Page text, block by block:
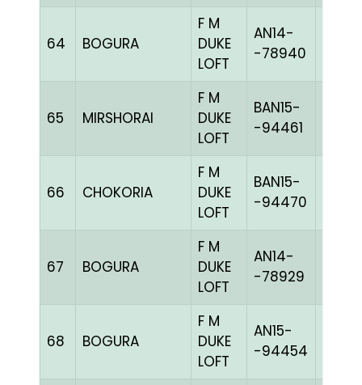
64 BOGURA
F M
DUKE
LOFT
AN14-
-78940
65 MIRSHORAI
F M
DUKE
LOFT
BAN15-
-94461
66 CHOKORIA
F M
DUKE
LOFT
BAN15-
-94470
67 BOGURA
F M
DUKE
LOFT
AN14-
-78929
68 BOGURA
F M
DUKE
LOFT
AN15-
-94454